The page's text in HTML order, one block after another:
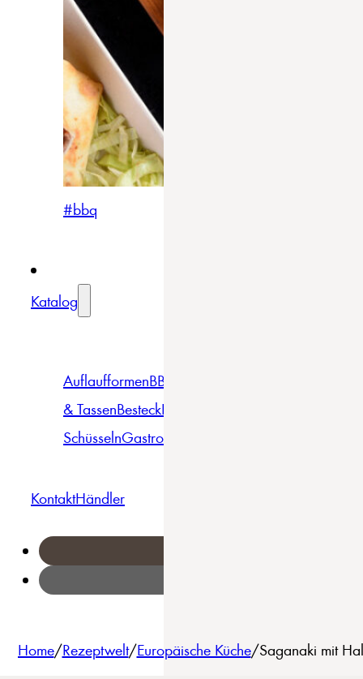
#bbq
Katalog
AuflaufformenBBQ
& TassenBesteckBowls &
SchüsselnGastro
KontaktHändler
Home/Rezeptwelt/Europäische Küche/Saganaki mit